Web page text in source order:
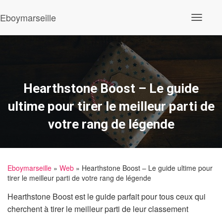
Eboymarseille
Hearthstone Boost – Le guide
ultime pour tirer le meilleur parti de
votre rang de légende
Eboymarseille » Web » Hearthstone Boost – Le guide ultime pour
tirer le meilleur parti de votre rang de légende
Hearthstone Boost est le guide parfait pour tous ceux qui
cherchent à tirer le meilleur parti de leur classement